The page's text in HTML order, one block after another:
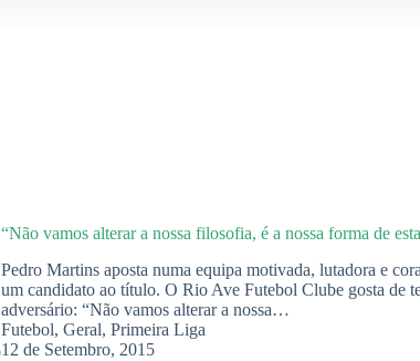
“Não vamos alterar a nossa filosofia, é a nossa forma de
Pedro Martins aposta numa equipa motivada, lutadora e
um candidato ao título. O Rio Ave Futebol Clube gosta de
adversário: “Não vamos alterar a nossa…
Futebol,Geral,Primeira Liga
12 de Setembro, 2015